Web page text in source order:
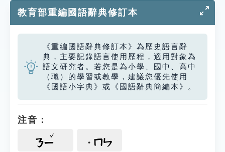
教育部重編國語辭典修訂本
《重編國語辭典修訂本》為歷史語言辭
典，主要記錄語言使用歷程，適用對象為
語文研究者。若您是為小學、國中、高中
（職）的學習或教學，建議您優先使用
《國語小字典》或《國語辭典簡編本》。
注音：
ㄋㄧ ㄇㄣ